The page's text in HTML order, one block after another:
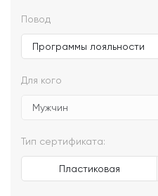
Повод
Для кого
Тип сертификата:
Пластиковая